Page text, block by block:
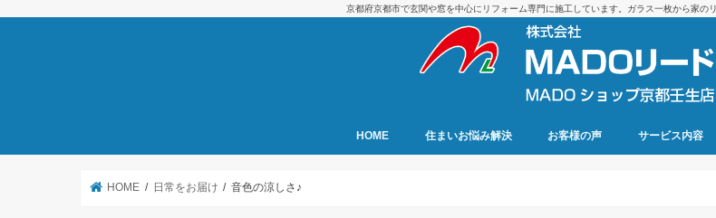
京都府京都市で玄関や窓を中心にリフォーム専門に施工しています。ガラス一枚から家の
HOME 住まいお悩み解決 お客様の声 サービス内容
HOME 日常をお届け 音色の涼しさ♪